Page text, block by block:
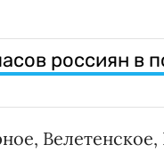
россиян в
Велетенское,